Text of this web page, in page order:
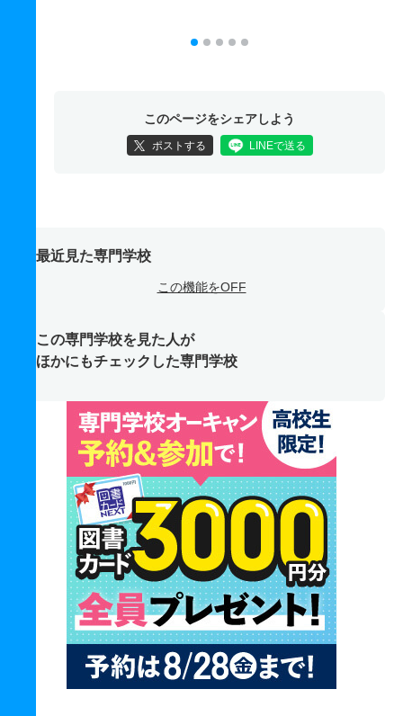
このページをシェアしよう
ポストする LINEで送る
最近見た専門学校
この機能をOFF
この専門学校を見た人が
ほかにもチェックした専門学校